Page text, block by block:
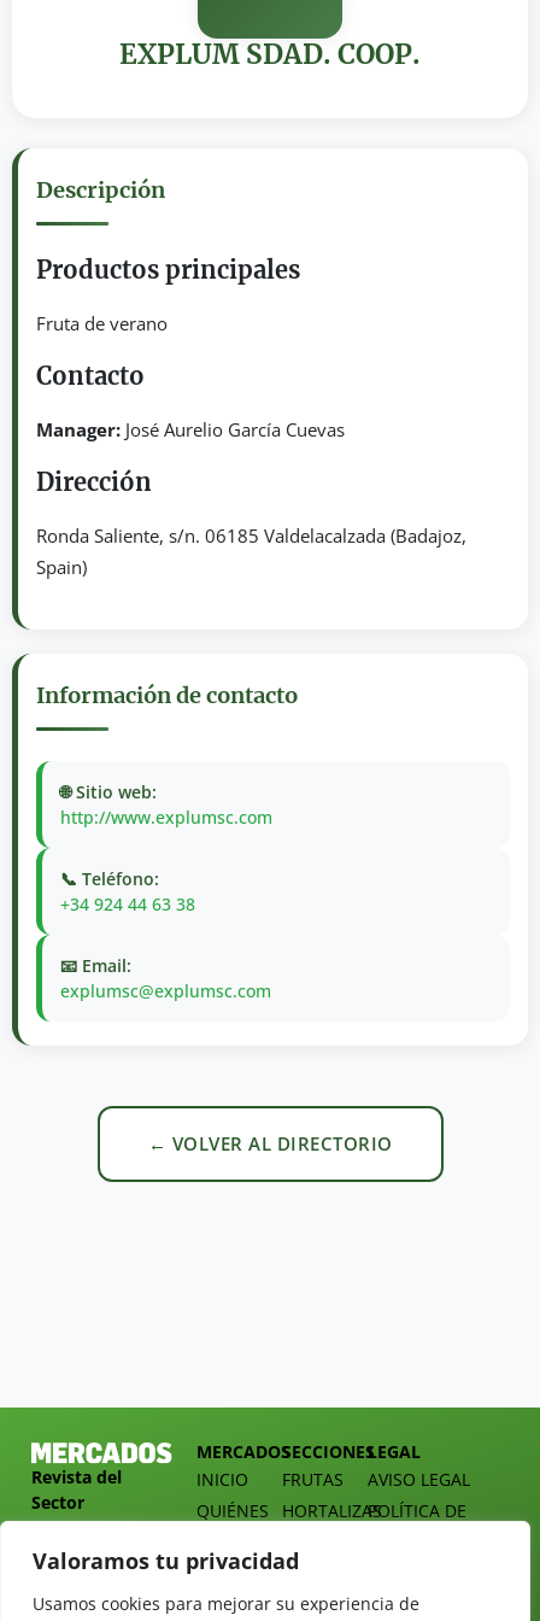
Valoramos tu privacidad
Usamos cookies para mejorar su experiencia de
EXPLUM SDAD. COOP.
Descripción
Productos principales
Fruta de verano
Contacto
Manager: José Aurelio García Cuevas
Dirección
Ronda Saliente, s/n. 06185 Valdelacalzada (Badajoz,
Spain)
Información de contacto
🌐 Sitio web:
http://www.explumsc.com
📞 Teléfono:
+34 924 44 63 38
📧 Email:
explumsc@explumsc.com
← VOLVER AL DIRECTORIO
Revista del
Sector
Hortofrutícola
Presidente
MERCADOS
INICIO
QUIÉNES
DOSSIER
TARIFAS
SECCIONES
FRUTAS
HORTALIZAS
MERCADOS
ALIMENTACIÓN
LEGAL
AVISO LEGAL
POLÍTICA DE